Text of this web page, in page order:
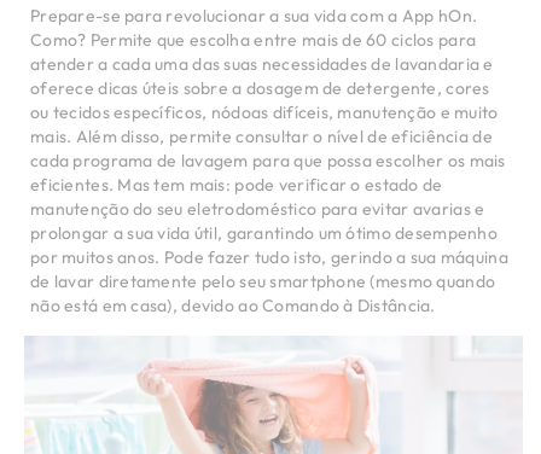
Prepare-se para revolucionar a sua vida com a App hOn.
Como? Permite que escolha entre mais de 60 ciclos para
atender a cada uma das suas necessidades de lavandaria e
oferece dicas úteis sobre a dosagem de detergente, cores
ou tecidos específicos, nódoas difíceis, manutenção e muito
mais. Além disso, permite consultar o nível de eficiência de
cada programa de lavagem para que possa escolher os mais
eficientes. Mas tem mais: pode verificar o estado de
manutenção do seu eletrodoméstico para evitar avarias e
prolongar a sua vida útil, garantindo um ótimo desempenho
por muitos anos. Pode fazer tudo isto, gerindo a sua máquina
de lavar diretamente pelo seu smartphone (mesmo quando
não está em casa), devido ao Comando à Distância.